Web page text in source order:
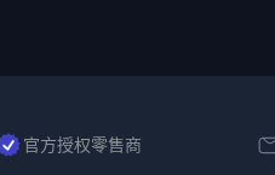
官方授权零售商